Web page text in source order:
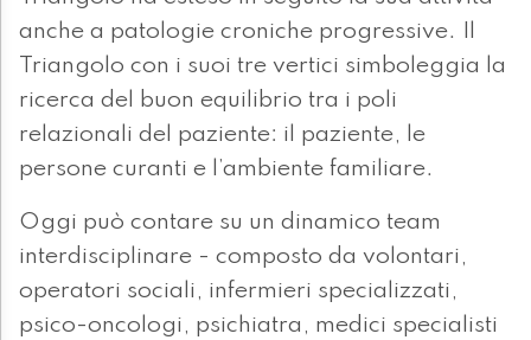
anche a patologie croniche progressive. Il
Triangolo con i suoi tre vertici simboleggia la
ricerca del buon equilibrio tra i poli
relazionali del paziente: il paziente, le
persone curanti e l’ambiente familiare.
Oggi può contare su un dinamico team
interdisciplinare - composto da volontari,
operatori sociali, infermieri specializzati,
psico-oncologi, psichiatra, medici specialisti